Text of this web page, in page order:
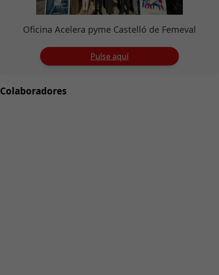
Oficina Acelera pyme Castelló de Femeval
Pulse aquí
Colaboradores